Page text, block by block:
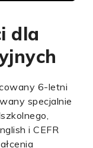
dla
6-letni
specjalnie
i CEFR